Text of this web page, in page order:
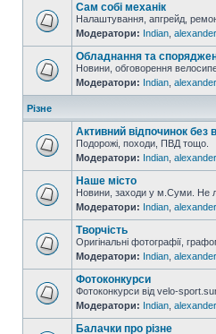
Сам собі механік
Налаштування, апгрейд,
Модератори: Indian
Обладнання та
Новини, обговорення
Модератори: Indian
Різне
Активний відпочинок без
Подорожі, походи, ПВД тощо.
Модератори: Indian
Наше місто
Новини, заходи у м.Суми. Не
Модератори: Indian
Творчість
Оригінальні фотографії,
Модератори: Indian
Фотоконкурси
Фотоконкурси від velo-
Модератори: Indian
Балачки про різне